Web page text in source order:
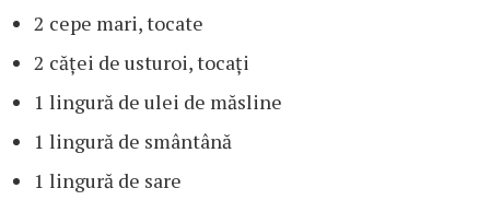
2 cepe mari, tocate
2 căței de usturoi, tocați
1 lingură de ulei de măsline
1 lingură de smântână
1 lingură de sare